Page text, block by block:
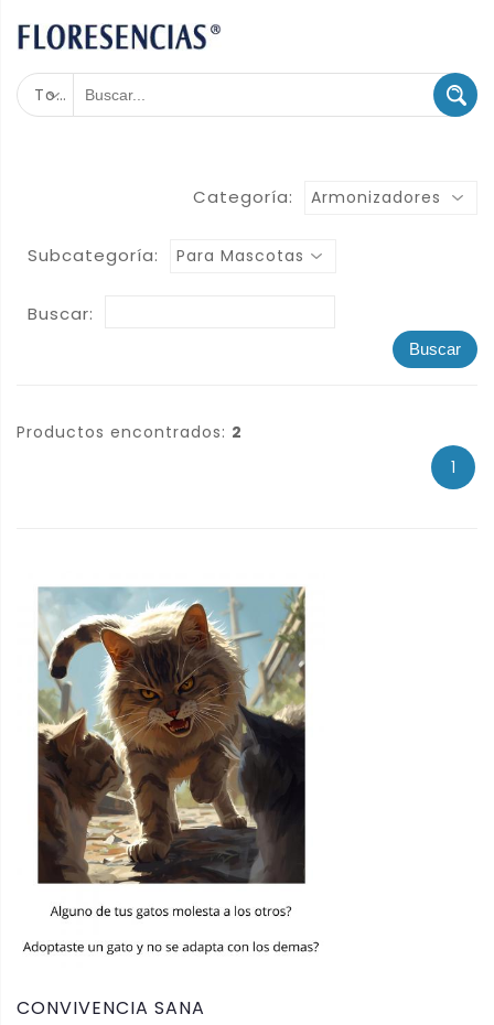
Todas las categorías
Categoría: Armonizadores
Subcategoría: Para Mascotas
Buscar:
Buscar
Productos encontrados: 2
1
CONVIVENCIA SANA